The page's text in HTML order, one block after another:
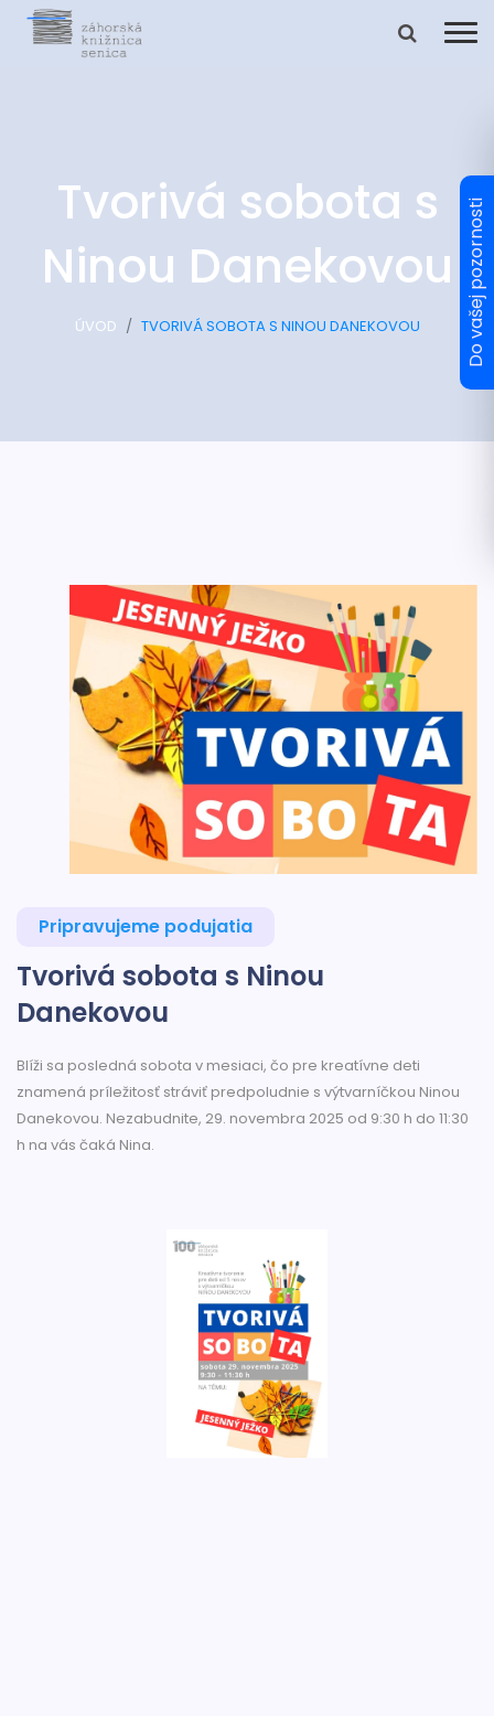
Tvorivá sobota s
Ninou Danekovou
ÚVOD TVORIVÁ SOBOTA S NINOU DANEKOVOU
Pripravujeme podujatia
Tvorivá sobota s Ninou
Danekovou
Blíži sa posledná sobota v mesiaci, čo pre kreatívne deti
znamená príležitosť stráviť predpoludnie s výtvarníčkou Ninou
Danekovou. Nezabudnite, 29. novembra 2025 od 9:30 h do 11:30
h na vás čaká Nina.